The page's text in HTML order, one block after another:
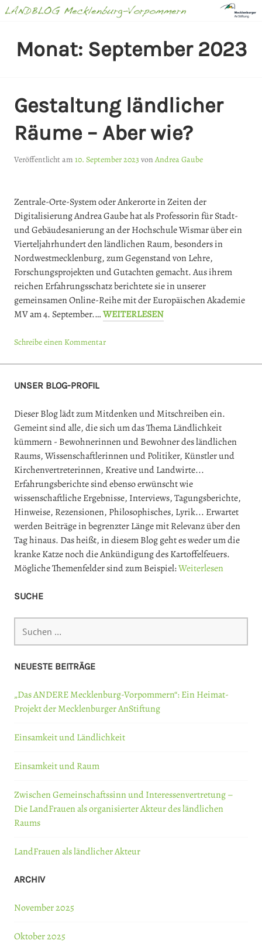
Springe
LANDBLOG
VORPOMMERN
Monat: September 2023
Gestaltung ländlicher
Räume – Aber wie?
Veröffentlicht am 10. September 2023 von Andrea Gaube
Zentrale-Orte-System oder Ankerorte in Zeiten der
Digitalisierung Andrea Gaube hat als Professorin für Stadt-
und Gebäudesanierung an der Hochschule Wismar über ein
Vierteljahrhundert den ländlichen Raum, besonders in
Nordwestmecklenburg, zum Gegenstand von Lehre,
Forschungsprojekten und Gutachten gemacht. Aus ihrem
reichen Erfahrungsschatz berichtete sie in unserer
gemeinsamen Online-Reihe mit der Europäischen Akademie
MV am 4. September.…WEITERLESEN
Schreibe einen Kommentar
UNSER BLOG-PROFIL
Dieser Blog lädt zum Mitdenken und Mitschreiben ein.
Gemeint sind alle, die sich um das Thema Ländlichkeit
kümmern - Bewohnerinnen und Bewohner des ländlichen
Raums, Wissenschaftlerinnen und Politiker, Künstler und
Kirchenvertreterinnen, Kreative und Landwirte...
Erfahrungsberichte sind ebenso erwünscht wie
wissenschaftliche Ergebnisse, Interviews, Tagungsberichte,
Hinweise, Rezensionen, Philosophisches, Lyrik... Erwartet
werden Beiträge in begrenzter Länge mit Relevanz über den
Tag hinaus. Das heißt, in diesem Blog geht es weder um die
kranke Katze noch die Ankündigung des Kartoffelfeuers.
Mögliche Themenfelder sind zum Beispiel:Weiterlesen
SUCHE
nach:
NEUESTE BEITRÄGE
„Das ANDERE Mecklenburg-Vorpommern“: Ein Heimat-
Projekt der Mecklenburger AnStiftung
Einsamkeit und Ländlichkeit
Einsamkeit und Raum
Zwischen Gemeinschaftssinn und Interessenvertretung –
Die LandFrauen als organisierter Akteur des ländlichen
Raums
LandFrauen als ländlicher Akteur
ARCHIV
November 2025
Oktober 2025